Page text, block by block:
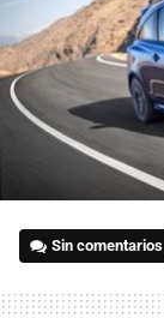
Sin comentarios